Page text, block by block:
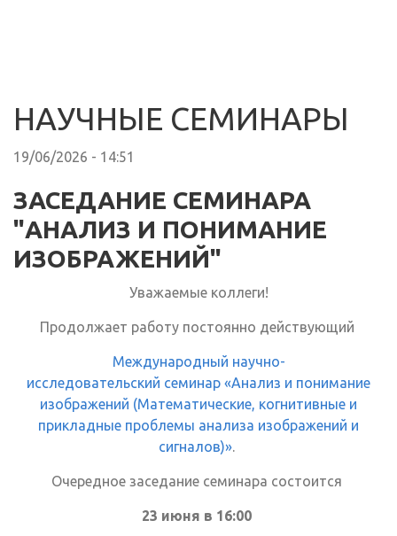
НАУЧНЫЕ СЕМИНАРЫ
19/06/2026 - 14:51
ЗАСЕДАНИЕ СЕМИНАРА
"АНАЛИЗ И ПОНИМАНИЕ
ИЗОБРАЖЕНИЙ"
Уважаемые коллеги!
Продолжает работу постоянно действующий
Международный научно-
исследовательский семинар «Анализ и понимание
изображений (Математические, когнитивные и
прикладные проблемы анализа изображений и
сигналов)».
Очередное заседание семинара состоится
23 июня в 16:00